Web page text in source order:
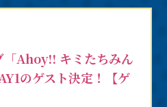
「Ahoy!! キミたちみん
のゲスト決定！【ゲ